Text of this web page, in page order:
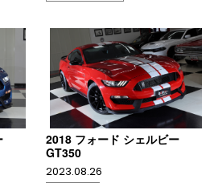
2018 フォード シェルビー
GT350
2023.08.26